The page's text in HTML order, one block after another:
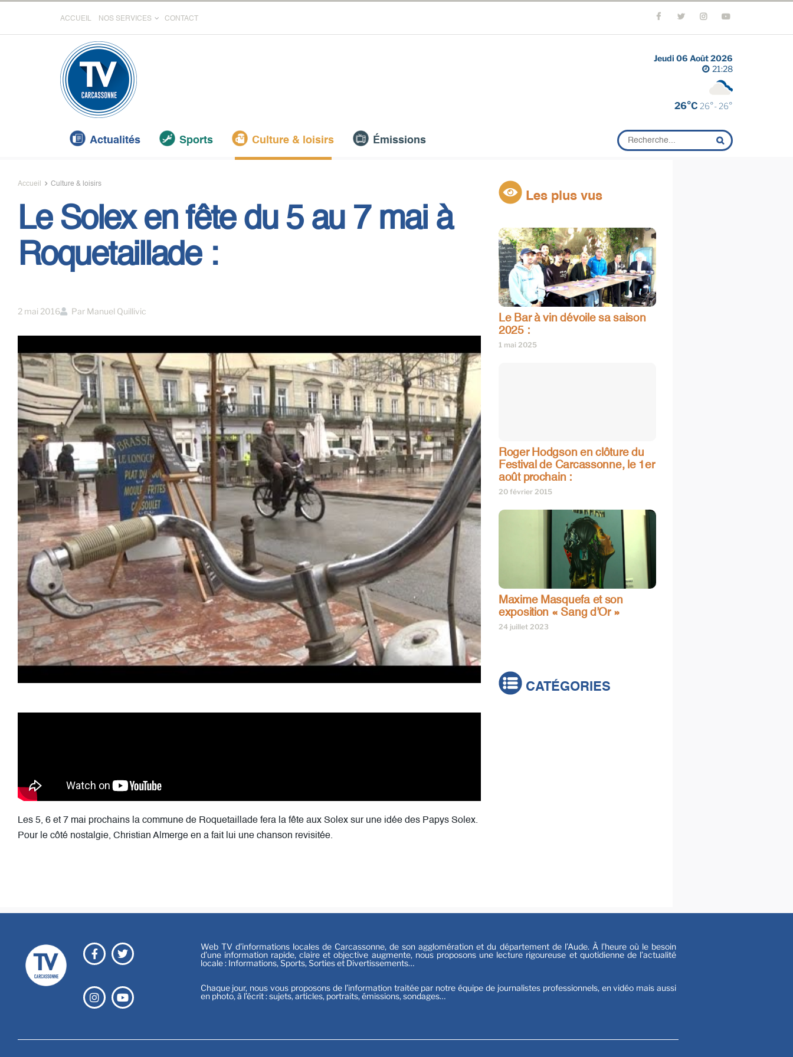
ACCUEIL NOS SERVICES CONTACT
Jeudi 06 Août 2026
21:28
26°C 26°- 26°
Actualités Sports Culture & loisirs Émissions
Accueil Culture & loisirs
Le Solex en fête du 5 au 7 mai à
Roquetaillade :
2 mai 2016 Par Manuel Quillivic
Les 5, 6 et 7 mai prochains la commune de Roquetaillade fera la fête aux Solex sur une idée des Papys Solex.
Pour le côté nostalgie, Christian Almerge en a fait lui une chanson revisitée.
Les plus vus
Le Bar à vin dévoile sa saison
2025 :
1 mai 2025
Roger Hodgson en clôture du
Festival de Carcassonne, le 1er
août prochain :
20 février 2015
Maxime Masquefa et son
exposition « Sang d’Or »
24 juillet 2023
CATÉGORIES
Web TV d’informations locales de Carcassonne, de son agglomération et du département de l’Aude. À l’heure où le besoin
d’une information rapide, claire et objective augmente, nous proposons une lecture rigoureuse et quotidienne de l’actualité
locale : Informations, Sports, Sorties et Divertissements…
Chaque jour, nous vous proposons de l’information traitée par notre équipe de journalistes professionnels, en vidéo mais aussi
en photo, à l’écrit : sujets, articles, portraits, émissions, sondages…